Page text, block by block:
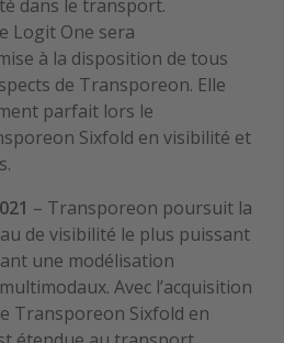
dans le transport.
Logit One sera
à la disposition de tous
de Transporeon. Elle
parfait lors le
Sixfold en visibilité et
– Transporeon poursuit la
de visibilité le plus puissant
une modélisation
Avec l’acquisition
Transporeon Sixfold en